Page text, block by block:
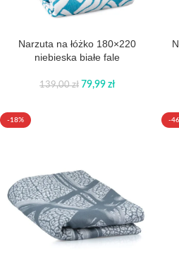
Narzuta na łóżko 180×220
niebieska białe fale
139,00zł 79,99 zł
-18% -